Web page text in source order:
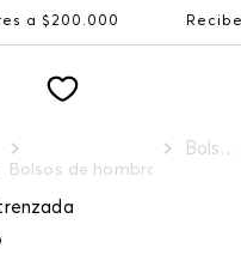
Recibe: 15%OFF
Bolsos de hombro
Bolso de hombro asa delantera trenzada